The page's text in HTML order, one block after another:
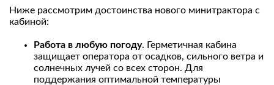
Ниже рассмотрим достоинства нового минитрактора с
кабиной:
Работа в любую погоду. Герметичная кабина
защищает оператора от осадков, сильного ветра и
солнечных лучей со всех сторон. Для
поддержания оптимальной температуры